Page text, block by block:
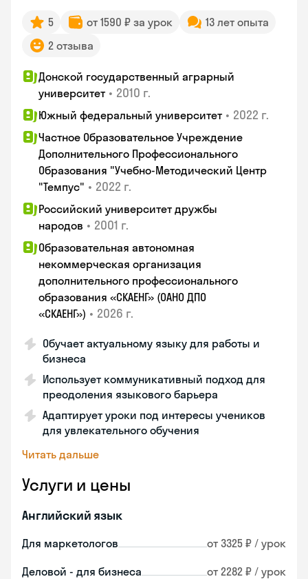
5 от 1590 ₽ за урок
13 лет опыта
2 отзыва
Донской государственный аграрный
университет • 2010 г.
Южный федеральный университет • 2022 г.
Частное Образовательное Учреждение
Дополнительного Профессионального
Образования "Учебно-Методический Центр
"Темпус" • 2022 г.
Российский университет дружбы
народов • 2001 г.
Образовательная автономная
некоммерческая организация
дополнительного профессионального
образования «СКАЕНГ» (ОАНО ДПО
«СКАЕНГ») • 2026 г.
Обучает актуальному языку для работы и
бизнеса
Использует коммуникативный подход для
преодоления языкового барьера
Адаптирует уроки под интересы учеников
для увлекательного обучения
Читать дальше
Услуги и цены
Английский язык
Для маркетологов от 3325 ₽ / урок
Деловой - для бизнеса от 2282 ₽ / урок